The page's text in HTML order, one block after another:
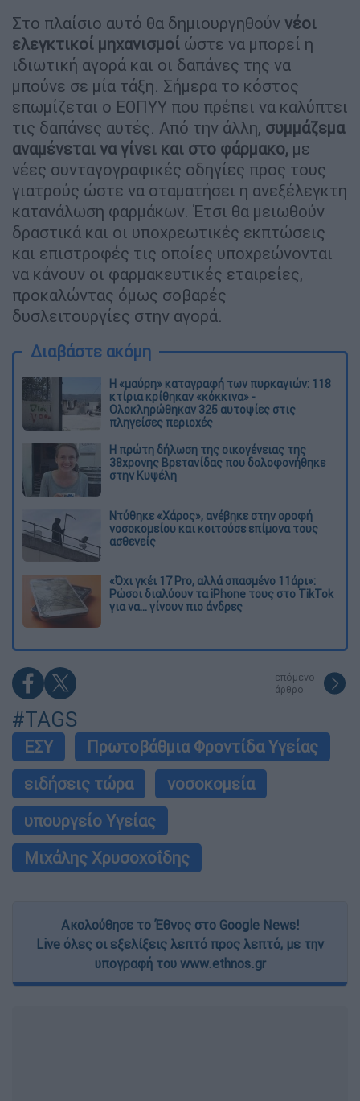
Στο πλαίσιο αυτό θα δημιουργηθούν νέοι
ελεγκτικοί μηχανισμοί ώστε να μπορεί η
ιδιωτική αγορά και οι δαπάνες της να
μπούνε σε μία τάξη. Σήμερα το κόστος
επωμίζεται ο ΕΟΠΥΥ που πρέπει να καλύπτει
τις δαπάνες αυτές. Από την άλλη, συμμάζεμα
αναμένεται να γίνει και στο φάρμακο, με
νέες συνταγογραφικές οδηγίες προς τους
γιατρούς ώστε να σταματήσει η ανεξέλεγκτη
κατανάλωση φαρμάκων. Έτσι θα μειωθούν
δραστικά και οι υποχρεωτικές εκπτώσεις
και επιστροφές τις οποίες υποχρεώνονται
να κάνουν οι φαρμακευτικές εταιρείες,
προκαλώντας όμως σοβαρές
δυσλειτουργίες στην αγορά.
Διαβάστε ακόμη
Η «μαύρη» καταγραφή των πυρκαγιών: 118
κτίρια κρίθηκαν «κόκκινα» -
Ολοκληρώθηκαν 325 αυτοψίες στις
πληγείσες περιοχές
Η πρώτη δήλωση της οικογένειας της
38χρονης Βρετανίδας που δολοφονήθηκε
στην Κυψέλη
Ντύθηκε «Χάρος», ανέβηκε στην οροφή
νοσοκομείου και κοιτούσε επίμονα τους
ασθενείς
«Όχι γκέι 17 Pro, αλλά σπασμένο 11άρι»:
Ρώσοι διαλύουν τα iPhone τους στο TikTok
για να... γίνουν πιο άνδρες
επόμενο
άρθρο
#TAGS
ΕΣΥ
Πρωτοβάθμια Φροντίδα Υγείας
ειδήσεις τώρα
νοσοκομεία
υπουργείο Υγείας
Μιχάλης Χρυσοχοΐδης
Ακολούθησε το Έθνος στο Google News!
Live όλες οι εξελίξεις λεπτό προς λεπτό, με την
υπογραφή του www.ethnos.gr